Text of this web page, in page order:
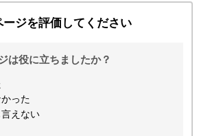
ージを評価してください
は役に立ちましたか？
った
えない